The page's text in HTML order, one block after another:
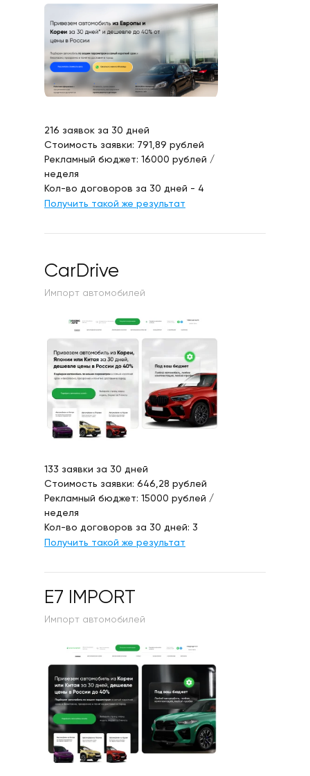
216 заявок за 30 дней
Стоимость заявки: 791,89 рублей
Рекламный бюджет: 16000 рублей /
неделя
Кол-во договоров за 30 дней - 4
Получить такой же результат
CarDrive
Импорт автомобилей
133 заявки за 30 дней
Стоимость заявки: 646,28 рублей
Рекламный бюджет: 15000 рублей /
неделя
Кол-во договоров за 30 дней: 3
Получить такой же результат
E7 IMPORT
Импорт автомобилей